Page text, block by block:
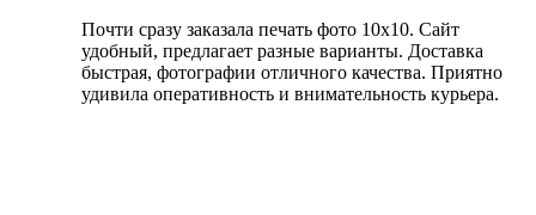
Почти сразу заказала печать фото 10х10. Сайт
удобный, предлагает разные варианты. Доставка
быстрая, фотографии отличного качества. Приятно
удивила оперативность и внимательность курьера.